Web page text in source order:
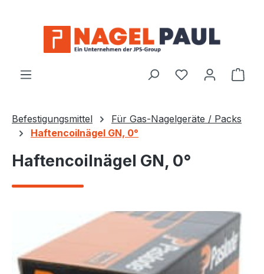
Befestigungsmittel
Für Gas-Nagelgeräte / Packs
Haftencoilnägel GN, 0°
Haftencoilnägel GN, 0°